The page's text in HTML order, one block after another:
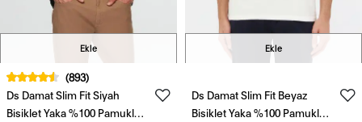
Ekle
(893)
Ds Damat Slim Fit Siyah
Bisiklet Yaka %100 Pamuklu
Ekle
Ds Damat Slim Fit Beyaz
Bisiklet Yaka %100 Pamuklu